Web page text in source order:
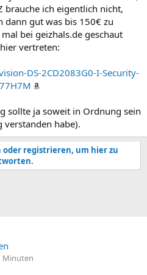
brauche ich eigentlich nicht,
dann gut was bis 150€ zu
bei geizhals.de geschaut
vertreten:
DS-2CD2083G0-I-Security-
sollte ja soweit in Ordnung sein
verstanden habe).
oder registrieren, um hier zu
Minuten